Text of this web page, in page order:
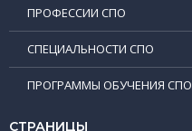
ПРОФЕССИИ СПО
СПЕЦИАЛЬНОСТИ СПО
ПРОГРАММЫ ОБУЧЕНИЯ СПО
СТРАНИЦЫ